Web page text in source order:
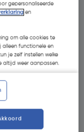
gepersonaliseerde
en
om alle cookies te
alleen functionele en
je zelf instellen welke
altijd weer aanpassen.